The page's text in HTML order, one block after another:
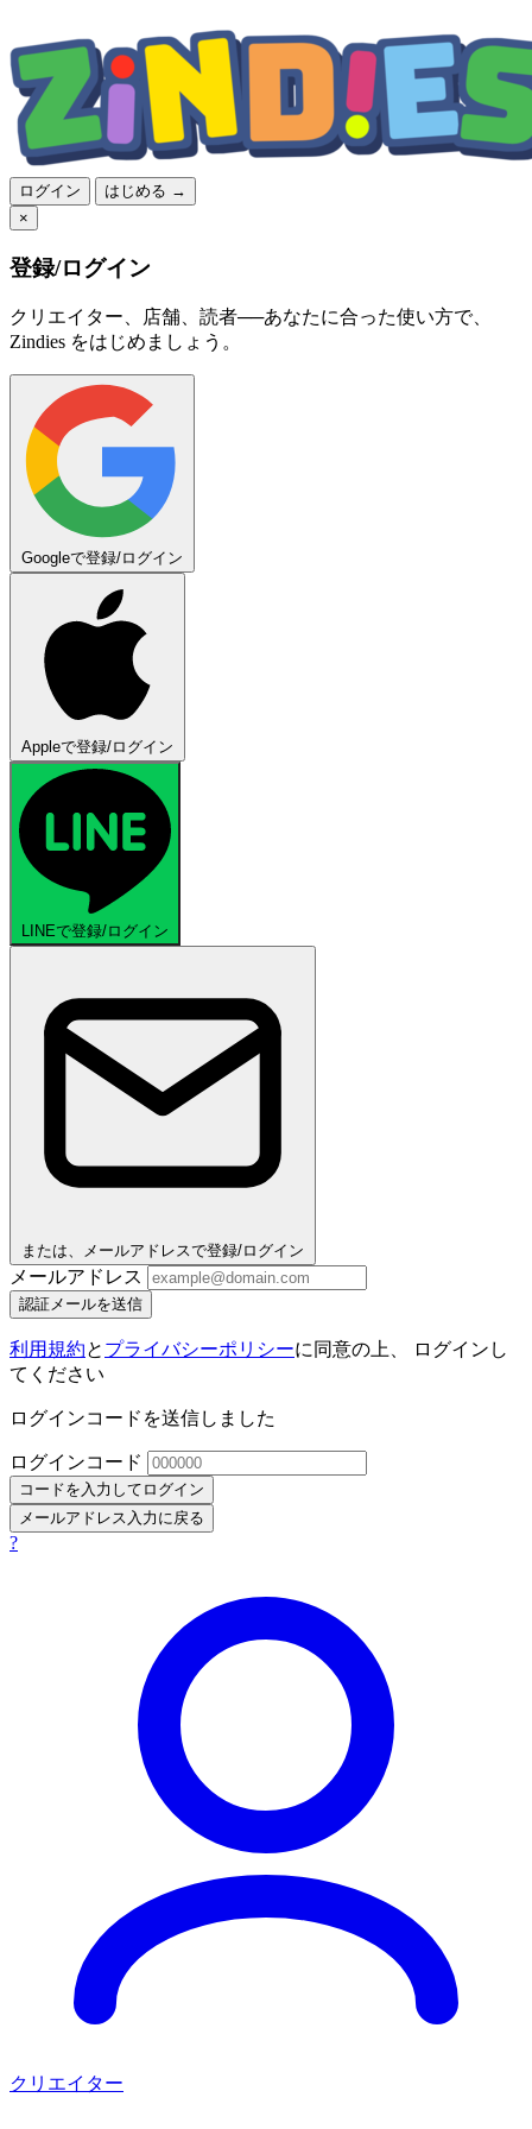
ログイン
はじめる →
×
登録/ログイン
クリエイター、店舗、読者──あなたに合った使い方で、
Zindies をはじめましょう。
Googleで登録/ログイン
Appleで登録/ログイン
LINEで登録/ログイン
または、メールアドレスで登録/ログイン
メールアドレス
認証メールを送信
利用規約と プライバシーポリシーに同意の上、 ログインし
てください
ログインコードを送信しました
ログインコード
コードを入力してログイン
メールアドレス入力に戻る
?
クリエイター